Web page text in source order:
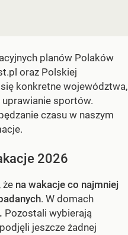
planów Polaków
oraz Polskiej
konkretne województwa,
uprawianie sportów.
czasu w naszym
2026
że na wakacje co najmniej
. W domach
Pozostali wybierają
jeszcze żadnej